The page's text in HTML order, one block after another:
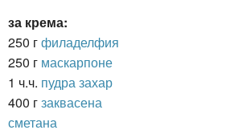
за крема:
250 гфиладелфия
250 г маскарпоне
1 ч.ч. пудра захар
400 гзаквасена
сметана